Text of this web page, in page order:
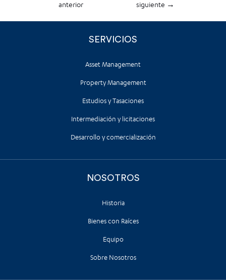
anterior siguiente →
SERVICIOS
Asset Management
Property Management
Estudios y Tasaciones
Intermediación y licitaciones
Desarrollo y comercialización
NOSOTROS
Historia
Bienes con Raíces
Equipo
Sobre Nosotros